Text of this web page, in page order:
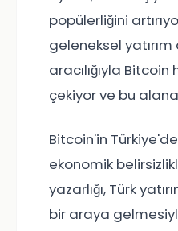
popülerliğini
geleneksel
aracılığıyla
çekiyor ve bu
Bitcoin'in
ekonomik
yazarlığı, Türk
bir araya